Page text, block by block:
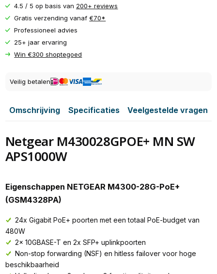
4.5 / 5 op basis van 200+ reviews
Gratis verzending vanaf€70*
Professioneel advies
25+ jaar ervaring
Win €300 shoptegoed
Veilig betalen
Omschrijving Specificaties Veelgestelde vragen
Netgear M430028GPOE+ MN SW
APS1000W
Eigenschappen NETGEAR M4300-28G-PoE+
(GSM4328PA)
24x Gigabit PoE+ poorten met een totaal PoE-budget van
480W
2x 10GBASE-T en 2x SFP+ uplinkpoorten
Non-stop forwarding (NSF) en hitless failover voor hoge
beschikbaarheid